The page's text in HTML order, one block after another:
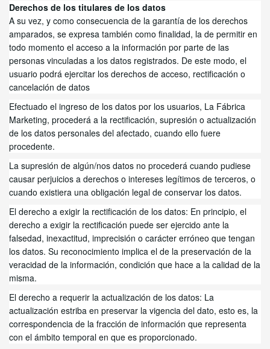
Derechos de los titulares de los datos
A su vez, y como consecuencia de la garantía de los derechos
amparados, se expresa también como finalidad, la de permitir en
todo momento el acceso a la información por parte de las
personas vinculadas a los datos registrados. De este modo, el
usuario podrá ejercitar los derechos de acceso, rectificación o
cancelación de datos
Efectuado el ingreso de los datos por los usuarios, La Fábrica
Marketing, procederá a la rectificación, supresión o actualización
de los datos personales del afectado, cuando ello fuere
procedente.
La supresión de algún/nos datos no procederá cuando pudiese
causar perjuicios a derechos o intereses legítimos de terceros, o
cuando existiera una obligación legal de conservar los datos.
El derecho a exigir la rectificación de los datos: En principio, el
derecho a exigir la rectificación puede ser ejercido ante la
falsedad, inexactitud, imprecisión o carácter erróneo que tengan
los datos. Su reconocimiento implica el de la preservación de la
veracidad de la información, condición que hace a la calidad de la
misma.
El derecho a requerir la actualización de los datos: La
actualización estriba en preservar la vigencia del dato, esto es, la
correspondencia de la fracción de información que representa
con el ámbito temporal en que es proporcionado.